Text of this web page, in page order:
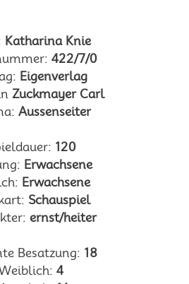
Katharina Knie
422/7/0
Eigenverlag
Zuckmayer Carl
Aussenseiter
120
Erwachsene
Erwachsene
Schauspiel
ernst/heiter
Besatzung: 18
4